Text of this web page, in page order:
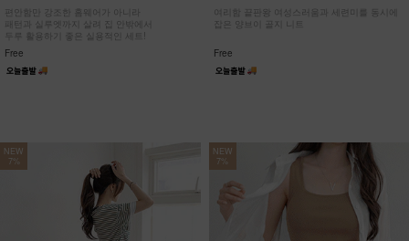
편안함만 강조한 홈웨어가 아니라
패턴과 실루엣까지 살려 집 안밖에서
두루 활용하기 좋은 실용적인 세트!
Free
여리함 끝판왕 여성스러움과 세련미를 동시에
잡은 양브이 골지 니트
Free
NEW
7%
NEW
7%